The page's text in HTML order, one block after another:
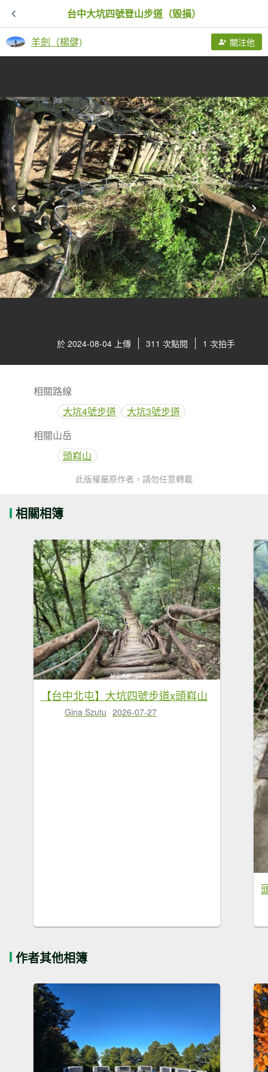
台中大坑四號登山步道（毀損）
羊劍（楊健) 關注他
於 2024-08-04 上傳 311 次點閱 1 次拍手
相關路線
大坑4號步道
大坑3號步道
相關山岳
頭嵙山
此版權屬原作者，請勿任意轉載
相關相簿
【台中北屯】大坑四號步道x頭嵙山
Gina Szutu 2026-07-27
作者其他相簿